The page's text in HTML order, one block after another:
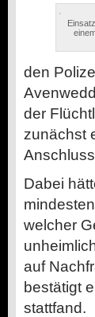
den
der
zunächst
Dabei
welcher
auf
bestätigt
stattfand.